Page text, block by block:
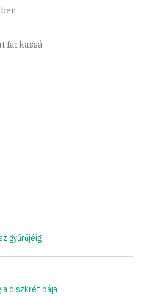
farkassá
gyűrűjéig
diszkrét bája